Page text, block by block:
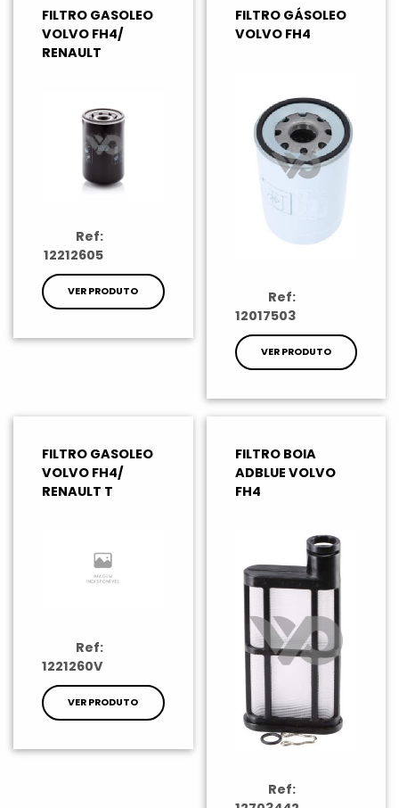
FILTRO GASOLEO
VOLVO FH4/
RENAULT
Ref:
12212605
VER PRODUTO
FILTRO GÁSOLEO
VOLVO FH4
Ref:
12017503
VER PRODUTO
FILTRO GASOLEO
VOLVO FH4/
RENAULT T
Ref:
1221260V
VER PRODUTO
FILTRO BOIA
ADBLUE VOLVO
FH4
Ref: